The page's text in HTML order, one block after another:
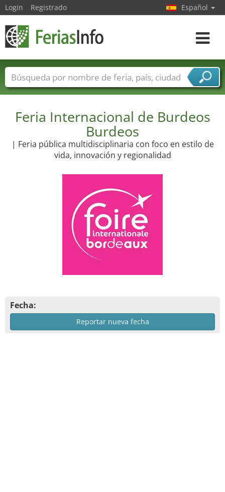
Feria Internacional de Burdeos
Burdeos
| Feria pública multidisciplinaria con foco en estilo de
vida, innovación y regionalidad
Fecha:
Reportar nueva fecha
Login Registrado Español
toggle
Nombres de ferias Países
Ciudades
Sectores de proveedor de servicios